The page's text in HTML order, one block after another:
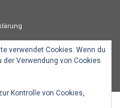
verwendet Cookies. Wenn du
Verwendung von Cookies
Kontrolle von Cookies,